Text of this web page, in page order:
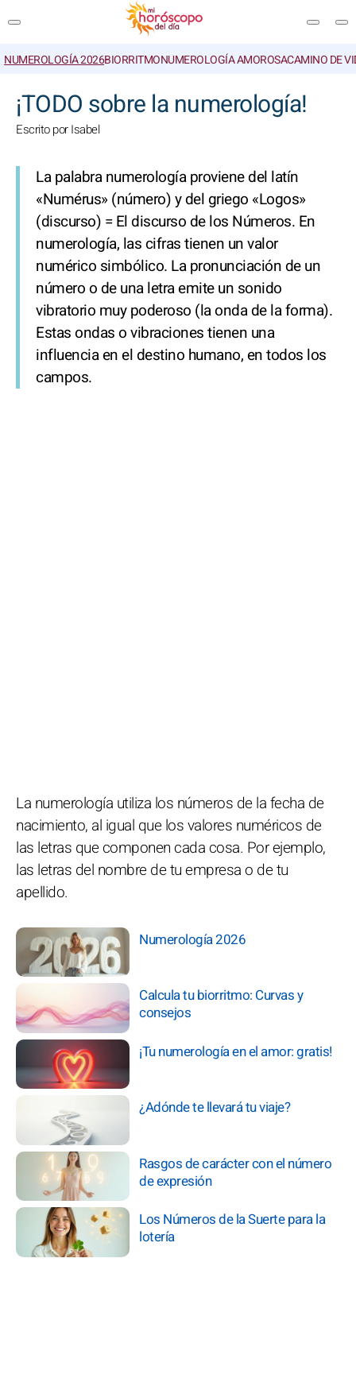
NUMEROLOGÍA 2026BIORRITMONUMEROLOGÍA AMOROSACAMINO DE
¡TODO sobre la numerología!
Escrito por Isabel
La palabra numerología proviene del latín
«Numérus» (número) y del griego «Logos»
(discurso) = El discurso de los Números. En
numerología, las cifras tienen un valor
numérico simbólico. La pronunciación de un
número o de una letra emite un sonido
vibratorio muy poderoso (la onda de la forma).
Estas ondas o vibraciones tienen una
influencia en el destino humano, en todos los
campos.
La numerología utiliza los números de la fecha de
nacimiento, al igual que los valores numéricos de
las letras que componen cada cosa. Por ejemplo,
las letras del nombre de tu empresa o de tu
apellido.
Numerología 2026
Calcula tu biorritmo: Curvas y
consejos
¡Tu numerología en el amor: gratis!
¿Adónde te llevará tu viaje?
Rasgos de carácter con el número
de expresión
Los Números de la Suerte para la
lotería